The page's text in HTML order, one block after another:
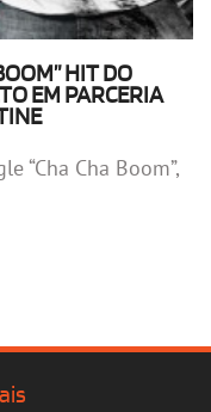
HIT DO
EM PARCERIA
“Cha Cha Boom”,